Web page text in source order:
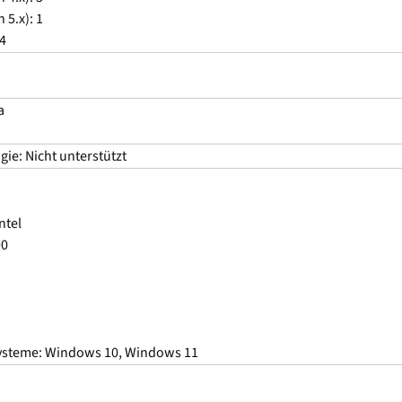
5.x): 1
Nicht unterstützt
Windows 10, Windows 11